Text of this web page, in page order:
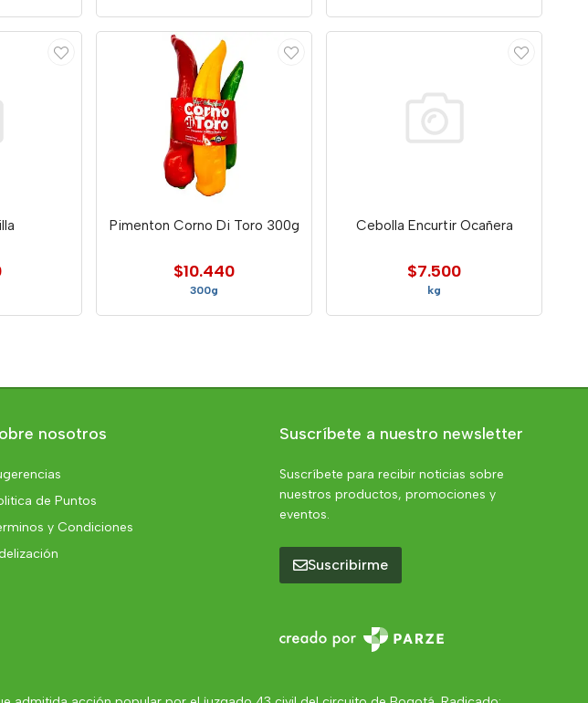
Pimenton Corno Di Toro 300g
$10.440
300g
Cebolla Encurtir Ocañera
$7.500
kg
nosotros
de Puntos
y Condiciones
Suscríbete a nuestro newsletter
Suscríbete para recibir noticias sobre
nuestros productos, promociones y
eventos.
Suscribirme